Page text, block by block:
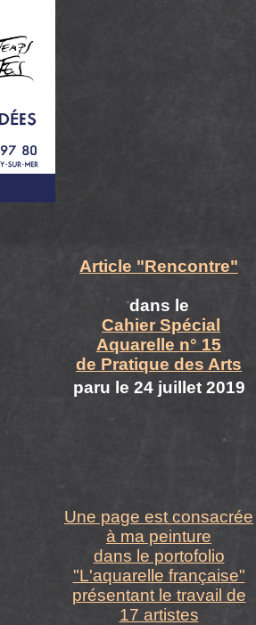
Article "Rencontre"
dans le
Cahier Spécial
Aquarelle n° 15
de Pratique des Arts
paru le 24 juillet 2019
Une page est consacrée
à ma peinture
dans le portofolio
"L'aquarelle française"
présentant le travail de
17 artistes